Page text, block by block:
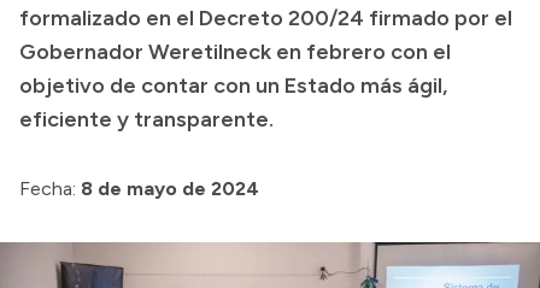
Consulta de expedientes
formalizado en el Decreto 200/24 firmado por el
Gobernador Weretilneck en febrero con el
objetivo de contar con un Estado más ágil,
eficiente y transparente.
Fecha: 8 de mayo de 2024